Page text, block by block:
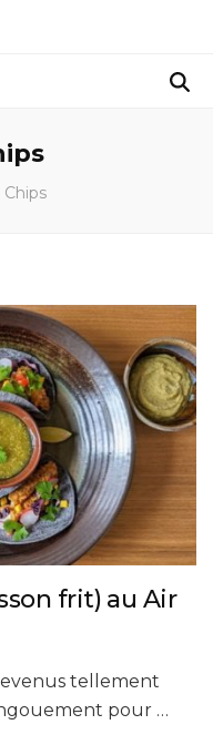
Chips
frit) au Air
tellement
pour …